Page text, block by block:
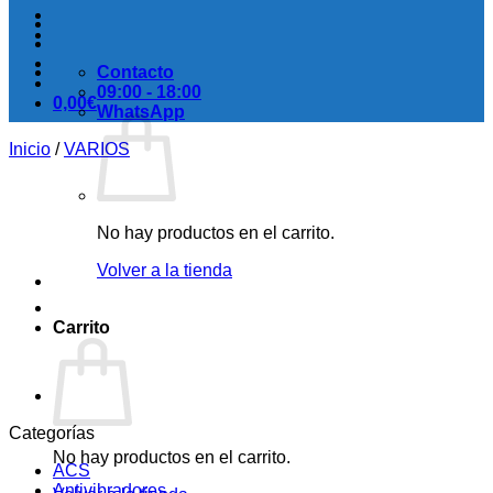
0,00€
No hay productos en el carrito.
Volver a la tienda
Carrito
No hay productos en el carrito.
Contacto
09:00 - 18:00
WhatsApp
Inicio / VARIOS
Categorías
ACS